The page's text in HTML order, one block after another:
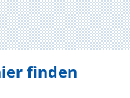
finden